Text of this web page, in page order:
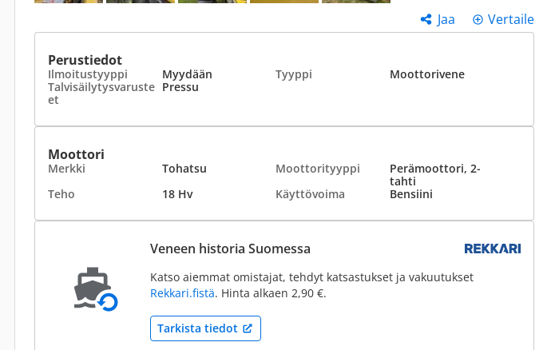
Jaa Vertaile
Perustiedot
Ilmoitustyyppi Myydään Tyyppi
Moottorivene
Talvisäilytysvaruste
et
Pressu
Moottori
Merkki Tohatsu Moottorityyppi
Perämoottori, 2-
tahti
Teho
18 Hv Käyttövoima Bensiini
Veneen historia Suomessa
Katso aiemmat omistajat, tehdyt katsastukset ja vakuutukset
Rekkari.fistä. Hinta alkaen 2,90 €.
Tarkista tiedot